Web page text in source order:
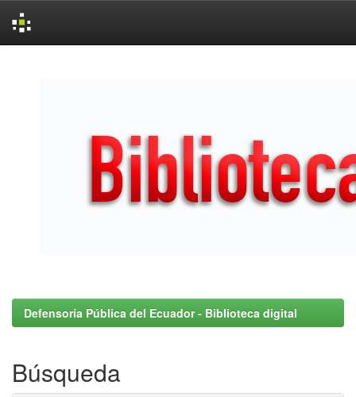
Defensoría Pública del Ecuador - Biblioteca digital
Búsqueda